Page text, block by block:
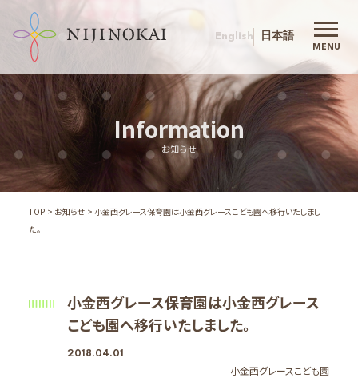
English 日本語
にじの会 TOP
にじの会について
代表挨拶
理念
保育目標
行動指針
施設案内
MENU
Information
お知らせ
TOP お知らせ
小金西グレース保育園は小金西グレースこども園へ移行いたしまし
た。
小金西グレース保育園は小金西グレース
こども園へ移行いたしました。
2018.04.01
小金西グレースこども園